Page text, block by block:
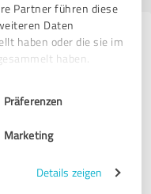
Partner führen diese
Daten
haben oder die sie im
haben.
Präferenzen
Marketing
Details zeigen
Bereich
& Co. KG